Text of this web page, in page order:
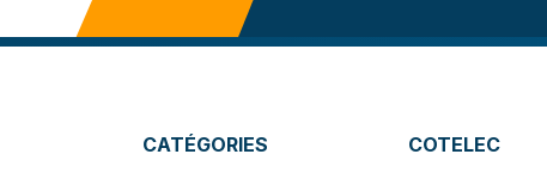
CATÉGORIES COTELEC